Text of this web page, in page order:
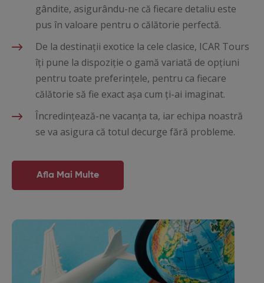
gândite, asigurându-ne că fiecare detaliu este
pus în valoare pentru o călătorie perfectă.
De la destinații exotice la cele clasice, ICAR Tours
îți pune la dispoziție o gamă variată de opțiuni
pentru toate preferințele, pentru ca fiecare
călătorie să fie exact așa cum ți-ai imaginat.
Încredințează-ne vacanța ta, iar echipa noastră
se va asigura că totul decurge fără probleme.
Afla Mai Multe